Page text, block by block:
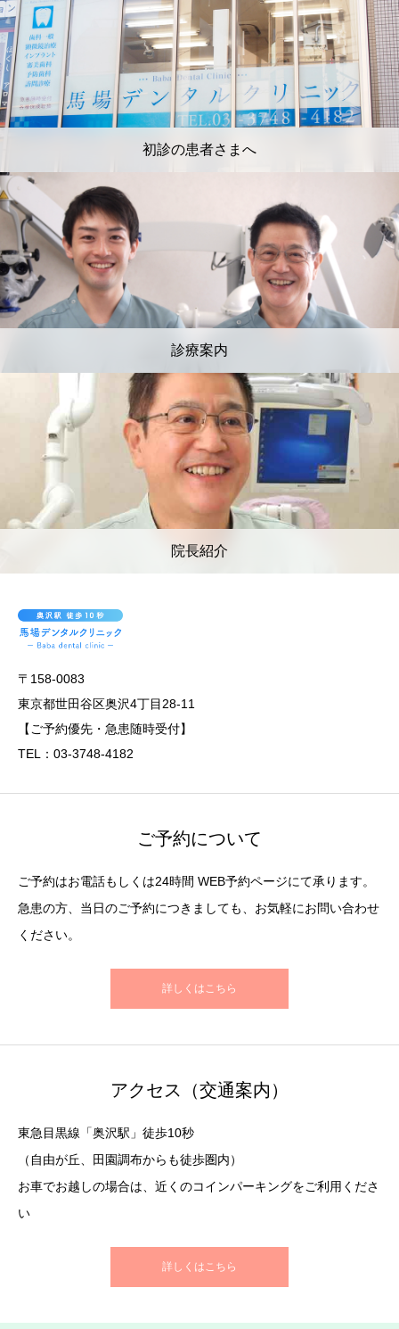
初診の患者さまへ
診療案内
院長紹介
〒158-0083
東京都世田谷区奥沢4丁目28-11
【ご予約優先・急患随時受付】
TEL：03-3748-4182
ご予約について
ご予約はお電話もしくは24時間 WEB予約ページにて承ります。
急患の方、当日のご予約につきましても、お気軽にお問い合わせ
ください。
詳しくはこちら
アクセス（交通案内）
東急目黒線「奥沢駅」徒歩10秒
（自由が丘、田園調布からも徒歩圏内）
お車でお越しの場合は、近くのコインパーキングをご利用くださ
い
詳しくはこちら